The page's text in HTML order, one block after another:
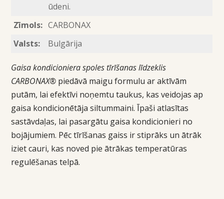
ūdeni.
Zīmols: CARBONAX
Valsts:
Bulgārija
Gaisa kondicioniera spoles tīrīšanas līdzeklis
CARBONAX® piedāvā maigu formulu ar aktīvām
putām, lai efektīvi noņemtu taukus, kas veidojas ap
gaisa kondicionētāja siltummaini. Īpaši atlasītas
sastāvdaļas, lai pasargātu gaisa kondicionieri no
bojājumiem. Pēc tīrīšanas gaiss ir stiprāks un ātrāk
iziet cauri, kas noved pie ātrākas temperatūras
regulēšanas telpā.